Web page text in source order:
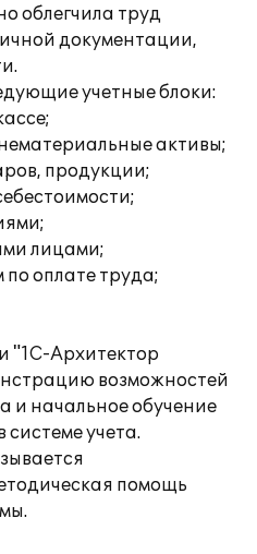
облегчила труд
документации,
учетные блоки:
активы;
продукции;
лицами;
оплате труда;
"1С-Архитектор
возможностей
и начальное обучение
системе учета.
помощь